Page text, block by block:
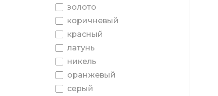
золото
коричневый
красный
латунь
никель
оранжевый
серый